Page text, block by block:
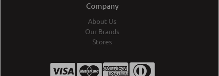
Company
About Us
Our Brands
Stores